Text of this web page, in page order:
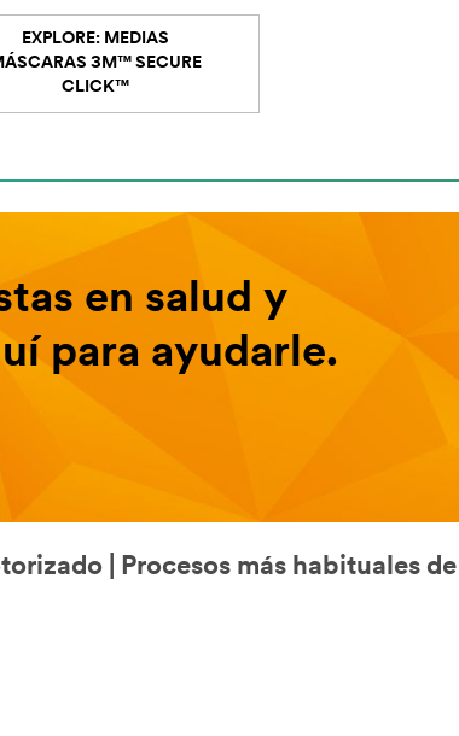
EXPLORE: MEDIAS
3M™ SECURE
CLICK™
en salud y
para ayudarle.
| Procesos más habituales